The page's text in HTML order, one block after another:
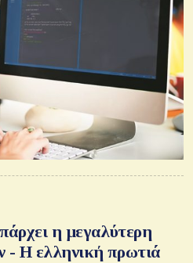
η μεγαλύτερη
- H ελληνική πρωτιά